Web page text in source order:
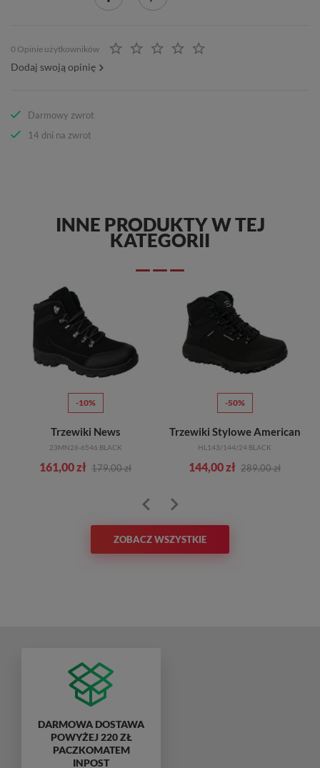
0 Opinie użytkowników
Dodaj swoją opinię
Darmowy zwrot
14 dni na zwrot
INNE PRODUKTY W TEJ
KATEGORII
-10%
Trzewiki News
23MN26-6546 BLACK
161,00 zł 179,00 zł
-50%
Trzewiki Stylowe American
HL143/144/24 BLACK
144,00 zł 289,00 zł
ZOBACZ WSZYSTKIE
DARMOWA DOSTAWA
POWYŻEJ 220 ZŁ
PACZKOMATEM
INPOST